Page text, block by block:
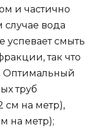
и частично
случае вода
успевает смыть
так что
Оптимальный
труб
см на метр),
на метр);